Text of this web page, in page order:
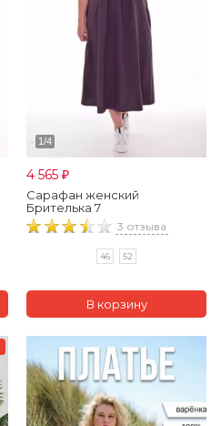
4 565 ₽
Сарафан женский
Брителька 7
3 отзыва
46 52